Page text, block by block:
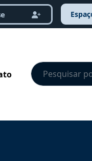
Ir para o